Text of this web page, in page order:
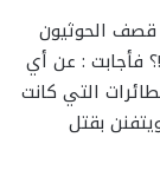
الحوثيون
فأجابت : عن أي
التي كانت
بقتل